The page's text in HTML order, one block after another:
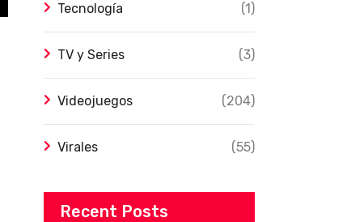
Tecnología (1)
TV y Series (3)
Videojuegos (204)
Virales (55)
Recent Posts